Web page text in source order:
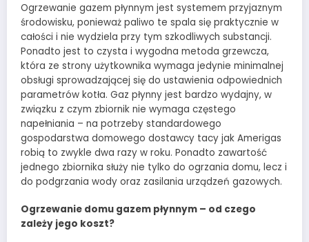
Ogrzewanie gazem płynnym jest systemem przyjaznym
środowisku, ponieważ paliwo te spala się praktycznie w
całości i nie wydziela przy tym szkodliwych substancji.
Ponadto jest to czysta i wygodna metoda grzewcza,
która ze strony użytkownika wymaga jedynie minimalnej
obsługi sprowadzającej się do ustawienia odpowiednich
parametrów kotła. Gaz płynny jest bardzo wydajny, w
związku z czym zbiornik nie wymaga częstego
napełniania – na potrzeby standardowego
gospodarstwa domowego dostawcy tacy jak Amerigas
robią to zwykle dwa razy w roku. Ponadto zawartość
jednego zbiornika służy nie tylko do ogrzania domu, lecz i
do podgrzania wody oraz zasilania urządzeń gazowych.
Ogrzewanie domu gazem płynnym – od czego
zależy jego koszt?